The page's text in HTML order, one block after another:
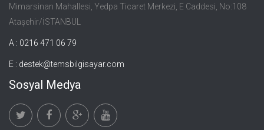
Mimarsinan Mahallesi, Yedpa Ticaret Merkezi, E Caddesi, No:108
Ataşehir/İSTANBUL
A : 0216 471 06 79
E : destek@temsbilgisayar.com
Sosyal Medya